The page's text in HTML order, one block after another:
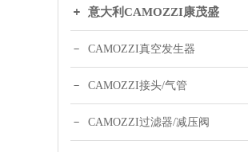
意大利CAMOZZI康茂盛
CAMOZZI真空发生器
CAMOZZI接头/气管
CAMOZZI过滤器/减压阀